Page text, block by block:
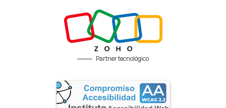
Partner tecnológico